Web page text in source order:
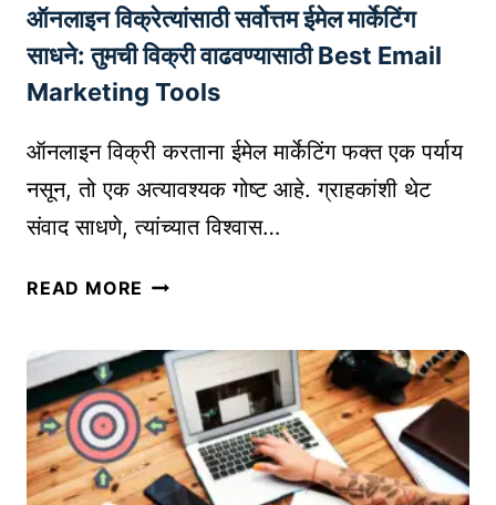
र
क्षि
त
सं
ठे
ल
मॅ
ग्ने
क
से
त
या
र
रा
त
?
ऑनलाइन विक्रेत्यांसाठी सर्वोत्तम ईमेल मार्केटिंग
साधने: तुमची विक्री वाढवण्यासाठी Best Email
Marketing Tools
ऑनलाइन विक्री करताना ईमेल मार्केटिंग फक्त एक पर्याय
नसून, तो एक अत्यावश्यक गोष्ट आहे. ग्राहकांशी थेट
संवाद साधणे, त्यांच्यात विश्वास…
READ MORE ऑ
इ
न
वि
क्रे
त्यां